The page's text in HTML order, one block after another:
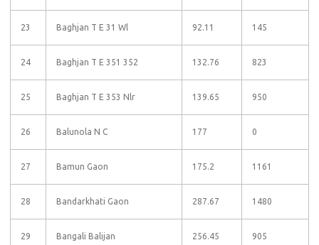
23 Baghjan T E 31 Wl 92.11 145
24 Baghjan T E 351 352 132.76 823
25 Baghjan T E 353 Nlr 139.65 950
26 Balunola N C 177 0
27 Bamun Gaon 175.2 1161
28 Bandarkhati Gaon 287.67 1480
29 Bangali Balijan 256.45 905